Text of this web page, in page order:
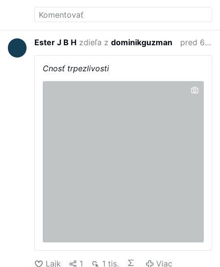
Ester J B H zdieľa zdominikguzman pred 6 mesiacmi
Cnosť trpezlivosti
Lajk 1 1 tis. Viac